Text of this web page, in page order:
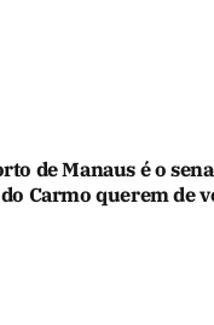
de Manaus é o
Carmo querem de